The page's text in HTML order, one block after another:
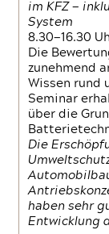
im KFZ —
System
8.30—16.30
Die
zunehmend
Wissen rund
Seminar
über die
Die
haben sehr
Entwicklung